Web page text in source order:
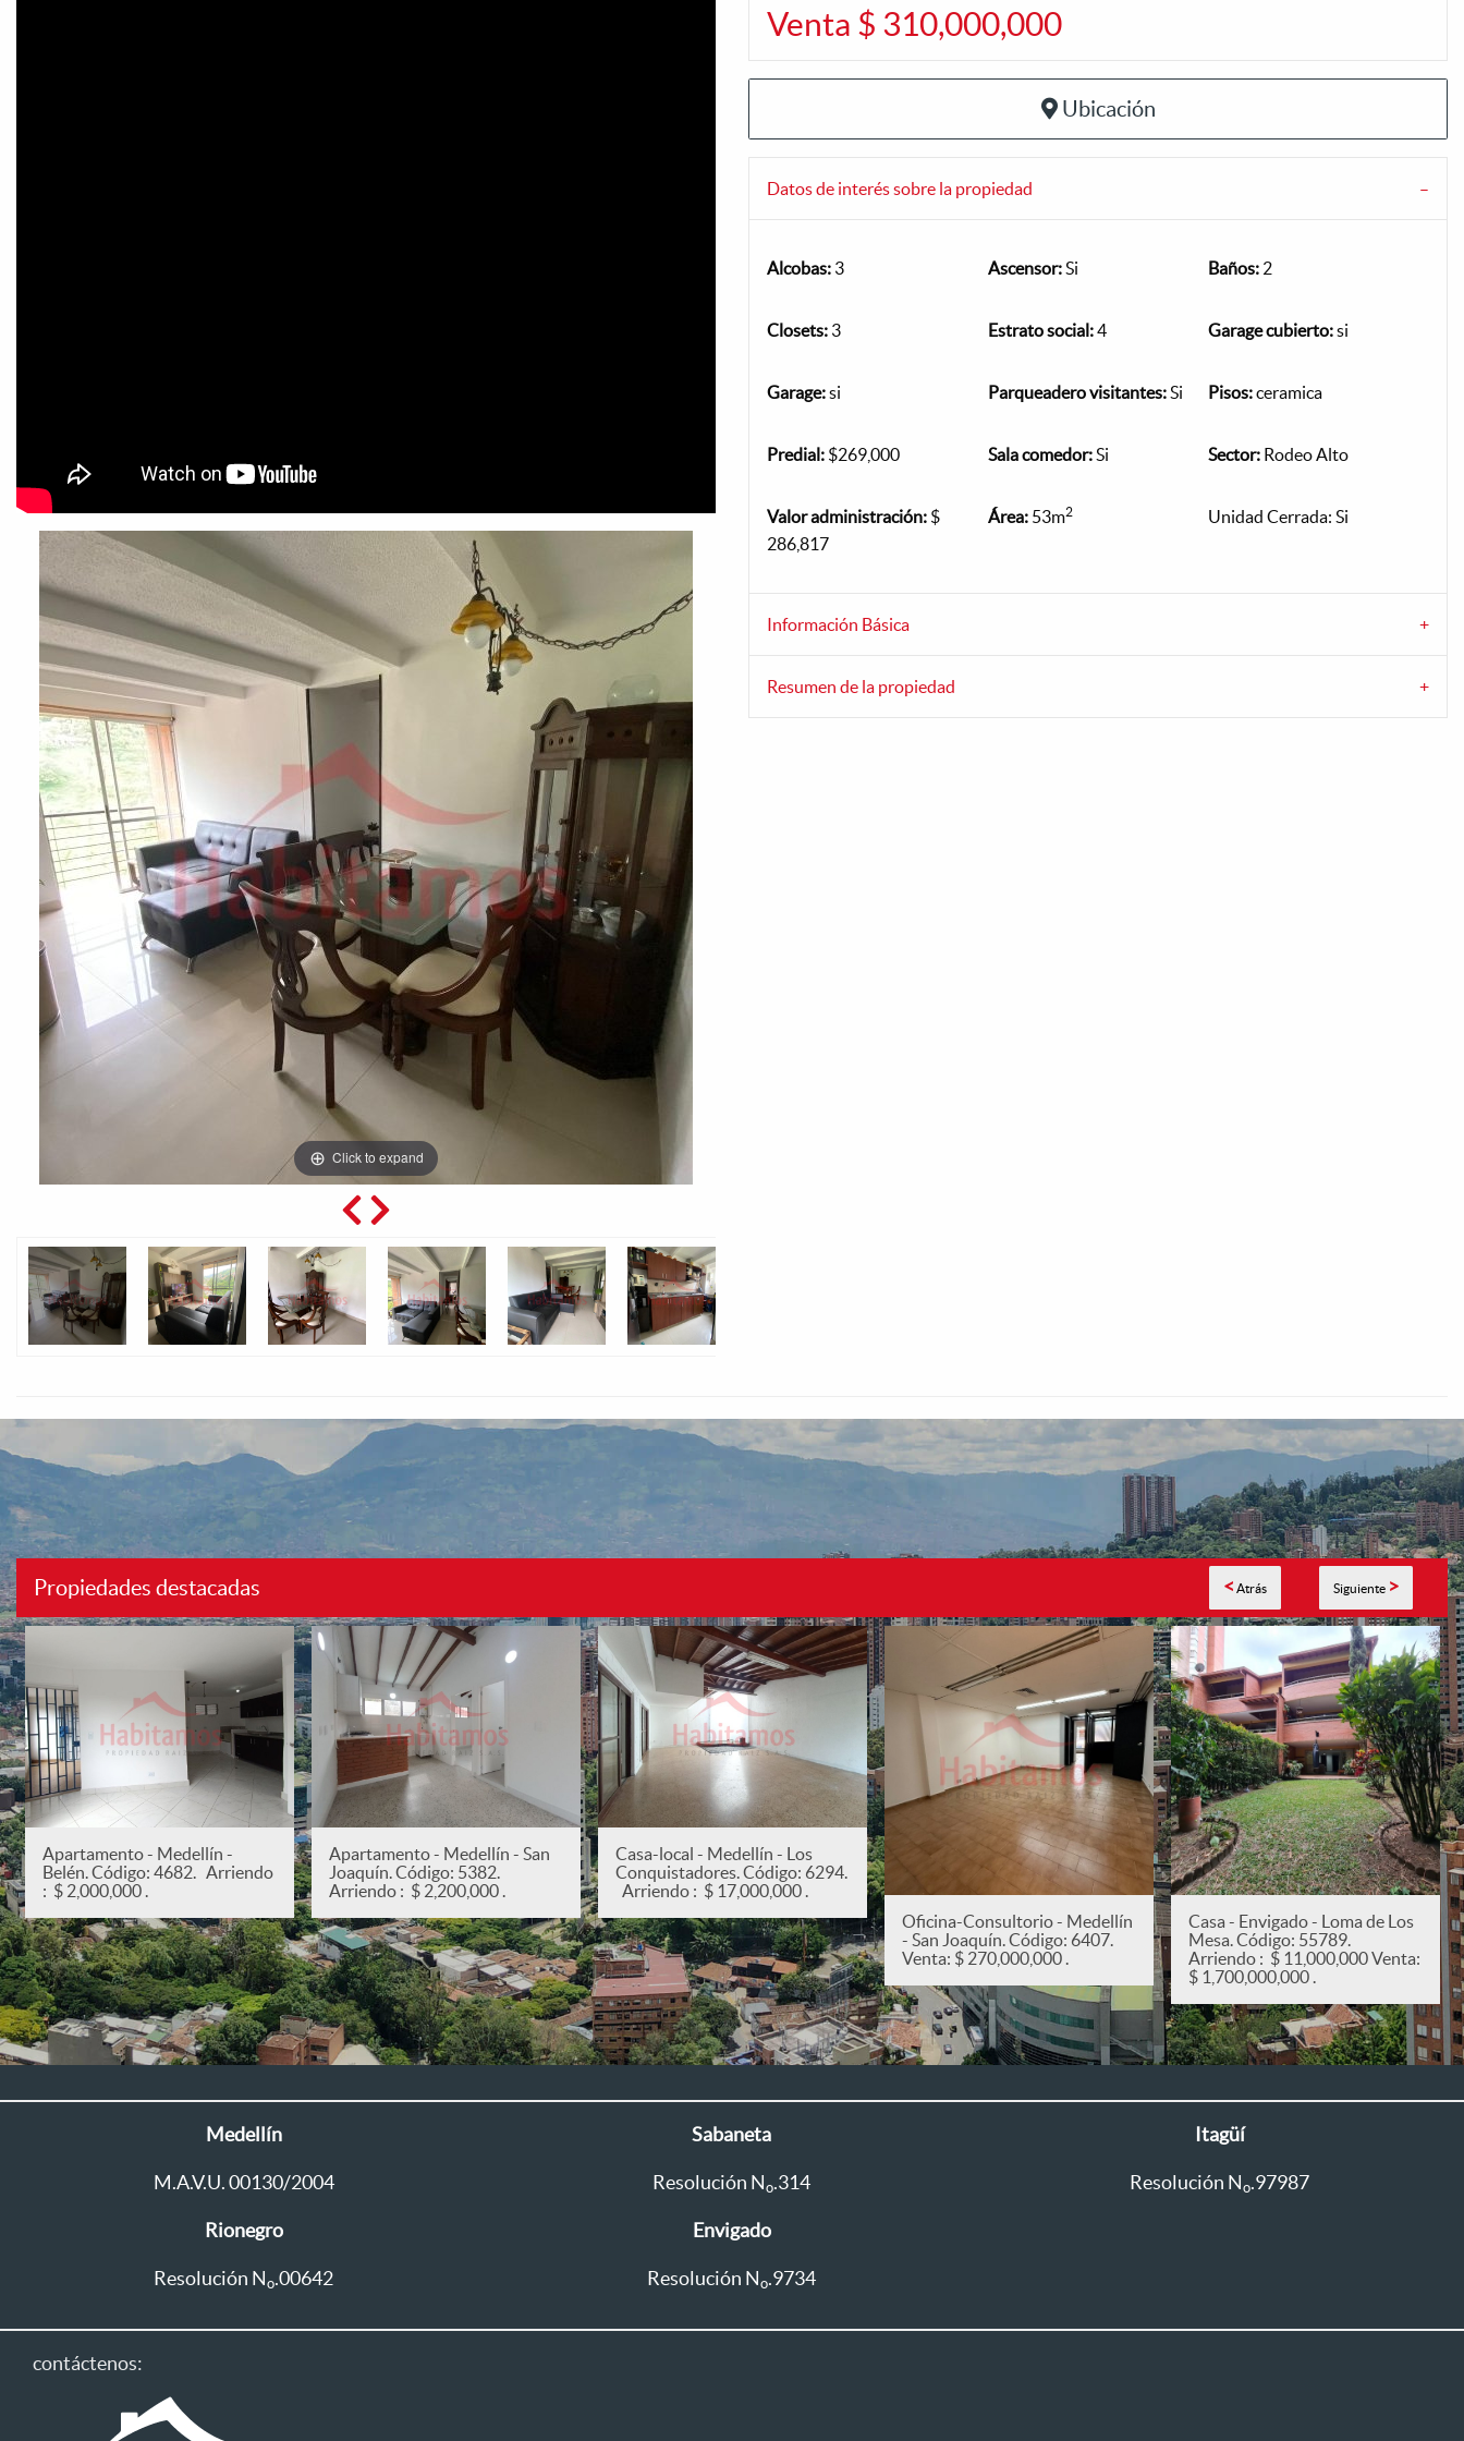
Click to expand
Venta $ 310,000,000
Ubicación
Datos de interés sobre la propiedad
Alcobas: 3 Ascensor:Si Baños: 2
Closets: 3 Estrato social:4 Garage cubierto:si
Garage:si Parqueadero visitantes:Si Pisos:ceramica
Predial: $269,000 Sala comedor:Si Sector: Rodeo Alto
Valor administración: $
286,817
Área:53m2 Unidad Cerrada: Si
Información Básica
Resumen de la propiedad
Propiedades destacadas < Atrás Siguiente >
Apartamento - Medellín -
Belén. Código: 4682. Arriendo
: $ 2,000,000 .
Apartamento - Medellín - San
Joaquín. Código: 5382.
Arriendo : $ 2,200,000 .
Casa-local - Medellín - Los
Conquistadores. Código: 6294.
Arriendo : $ 17,000,000 .
Oficina-Consultorio - Medellín
- San Joaquín. Código: 6407.
Venta: $ 270,000,000 .
Casa - Envigado - Loma de Los
Mesa. Código: 55789.
Arriendo : $ 11,000,000 Venta:
$ 1,700,000,000 .
Medellín
M.A.V.U. 00130/2004
Sabaneta
Resolución No.314
Itagüí
Resolución No.97987
Rionegro
Resolución No.00642
Envigado
Resolución No.9734
contáctenos: